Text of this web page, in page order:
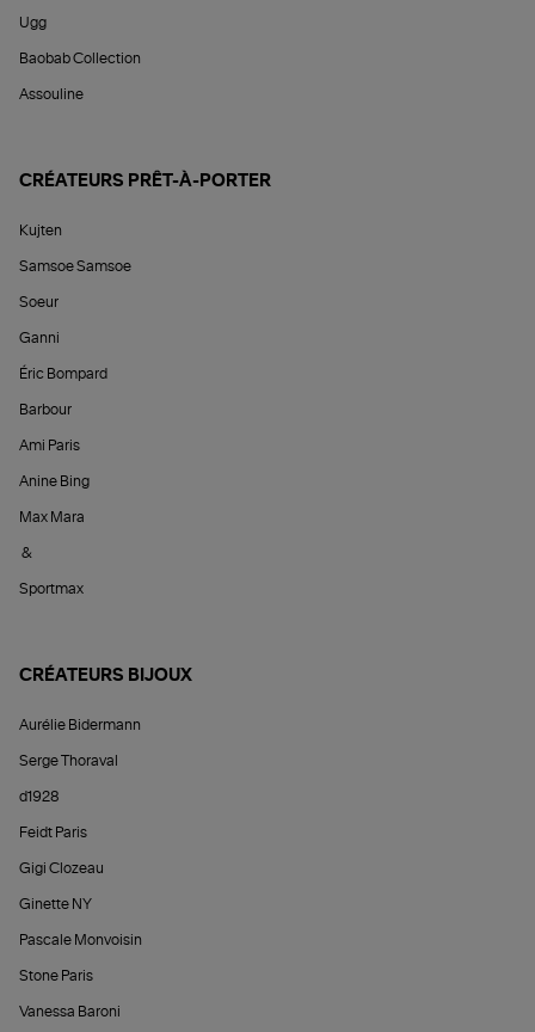
Ugg
Baobab Collection
Assouline
CRÉATEURS PRÊT-À-PORTER
Kujten
Samsoe Samsoe
Soeur
Ganni
Éric Bompard
Barbour
Ami Paris
Anine Bing
Max Mara
&
Sportmax
CRÉATEURS BIJOUX
Aurélie Bidermann
Serge Thoraval
d1928
Feidt Paris
Gigi Clozeau
Ginette NY
Pascale Monvoisin
Stone Paris
Vanessa Baroni